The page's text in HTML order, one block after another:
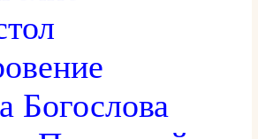
Богослова